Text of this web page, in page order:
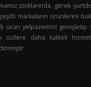
gerek
markaların ürünlerini
ürün yelpazemizi genişletip
sizlere daha kaliteli hizmet